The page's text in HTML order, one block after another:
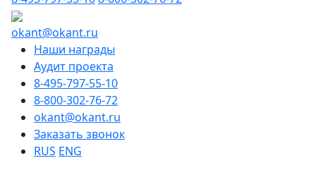
okant@okant.ru
Наши награды
Аудит проекта
8-495-797-55-10
8-800-302-76-72
okant@okant.ru
Заказать звонок
RUS ENG